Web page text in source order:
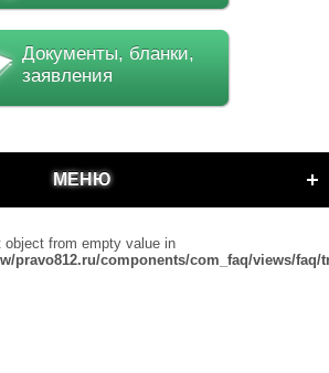
Документы, бланки,
заявления
МЕНЮ
object from empty value in
pravo812.ru/components/com_faq/views/